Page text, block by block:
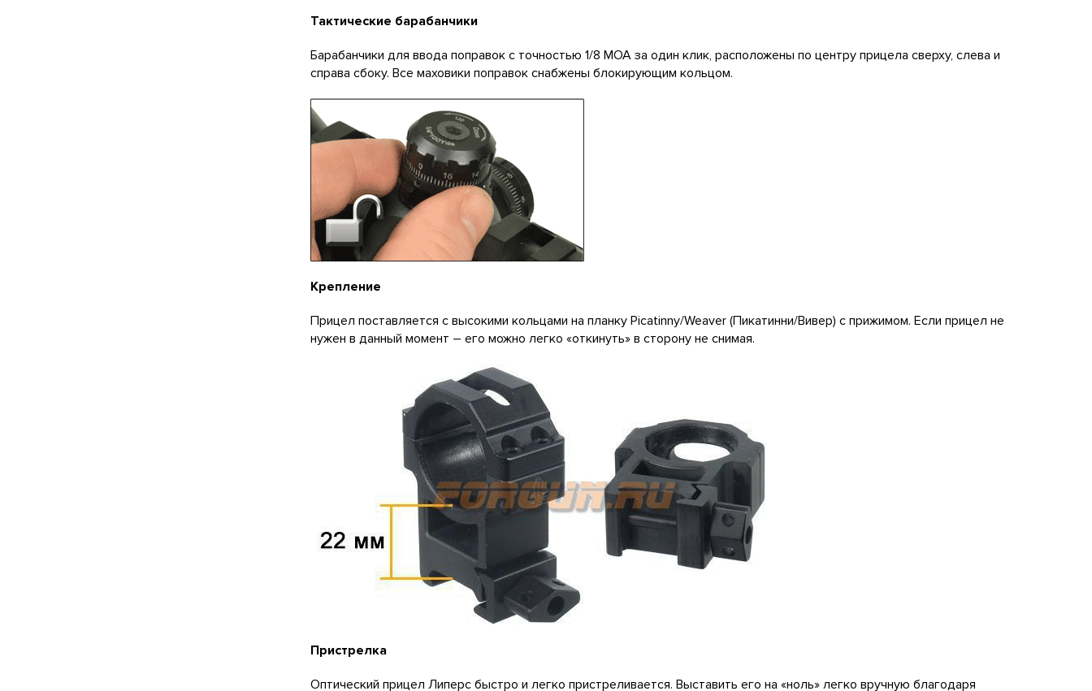
Тактические барабанчики
Барабанчики для ввода поправок с точностью 1/8 MOA за один клик, расположены по центру прицела сверху, слева и
справа сбоку. Все маховики поправок снабжены блокирующим кольцом.
Крепление
Прицел поставляется с высокими кольцами на планку Picatinny/Weaver (Пикатинни/Вивер) с прижимом. Если прицел не
нужен в данный момент – его можно легко «откинуть» в сторону не снимая.
Пристрелка
Оптический прицел Липерс быстро и легко пристреливается. Выставить его на «ноль» легко вручную благодаря